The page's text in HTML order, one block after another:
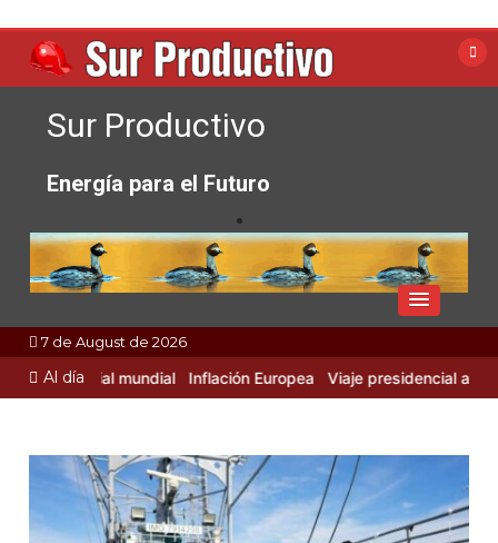
content
Sur Productivo
Energía para el Futuro
7 de August de 2026
Al día
Industrial mundial Inflación Europea Viaje presidencial a Rusia y